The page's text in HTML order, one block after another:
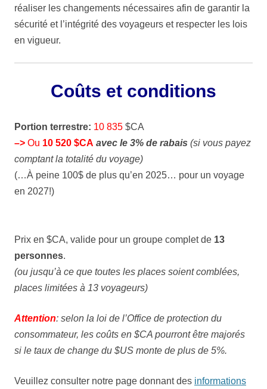
réaliser les changements nécessaires afin de garantir la
sécurité et l’intégrité des voyageurs et respecter les lois
en vigueur.
Coûts et conditions
Portion terrestre: 10 835 $CA
–> Ou 10 520 $CA avec le 3% de rabais (si vous payez
comptant la totalité du voyage)
(…À peine 100$ de plus qu’en 2025… pour un voyage
en 2027!)
Prix en $CA, valide pour un groupe complet de 13
personnes.
(ou jusqu’à ce que toutes les places soient comblées,
places limitées à 13 voyageurs)
Attention: selon la loi de l’Office de protection du
consommateur, les coûts en $CA pourront être majorés
si le taux de change du $US monte de plus de 5%.
Veuillez consulter notre page donnant des informations